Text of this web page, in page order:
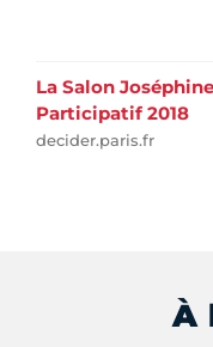
La Salon
Participatif 2018
decider.paris.fr
À